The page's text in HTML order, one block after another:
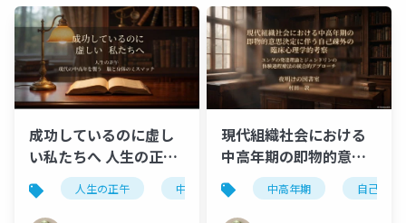
成功しているのに虚し
い私たちへ 人生の正午
〜現代の中高年を襲う
脳と身体のミスマッ
人生の正午 中高年 脳と身体のミスマッチ
現代組織社会における
中高年期の即物的意思
決定に伴う自己疎外の
臨床心理学的考察 〜ユ
中高年期 自己疎外